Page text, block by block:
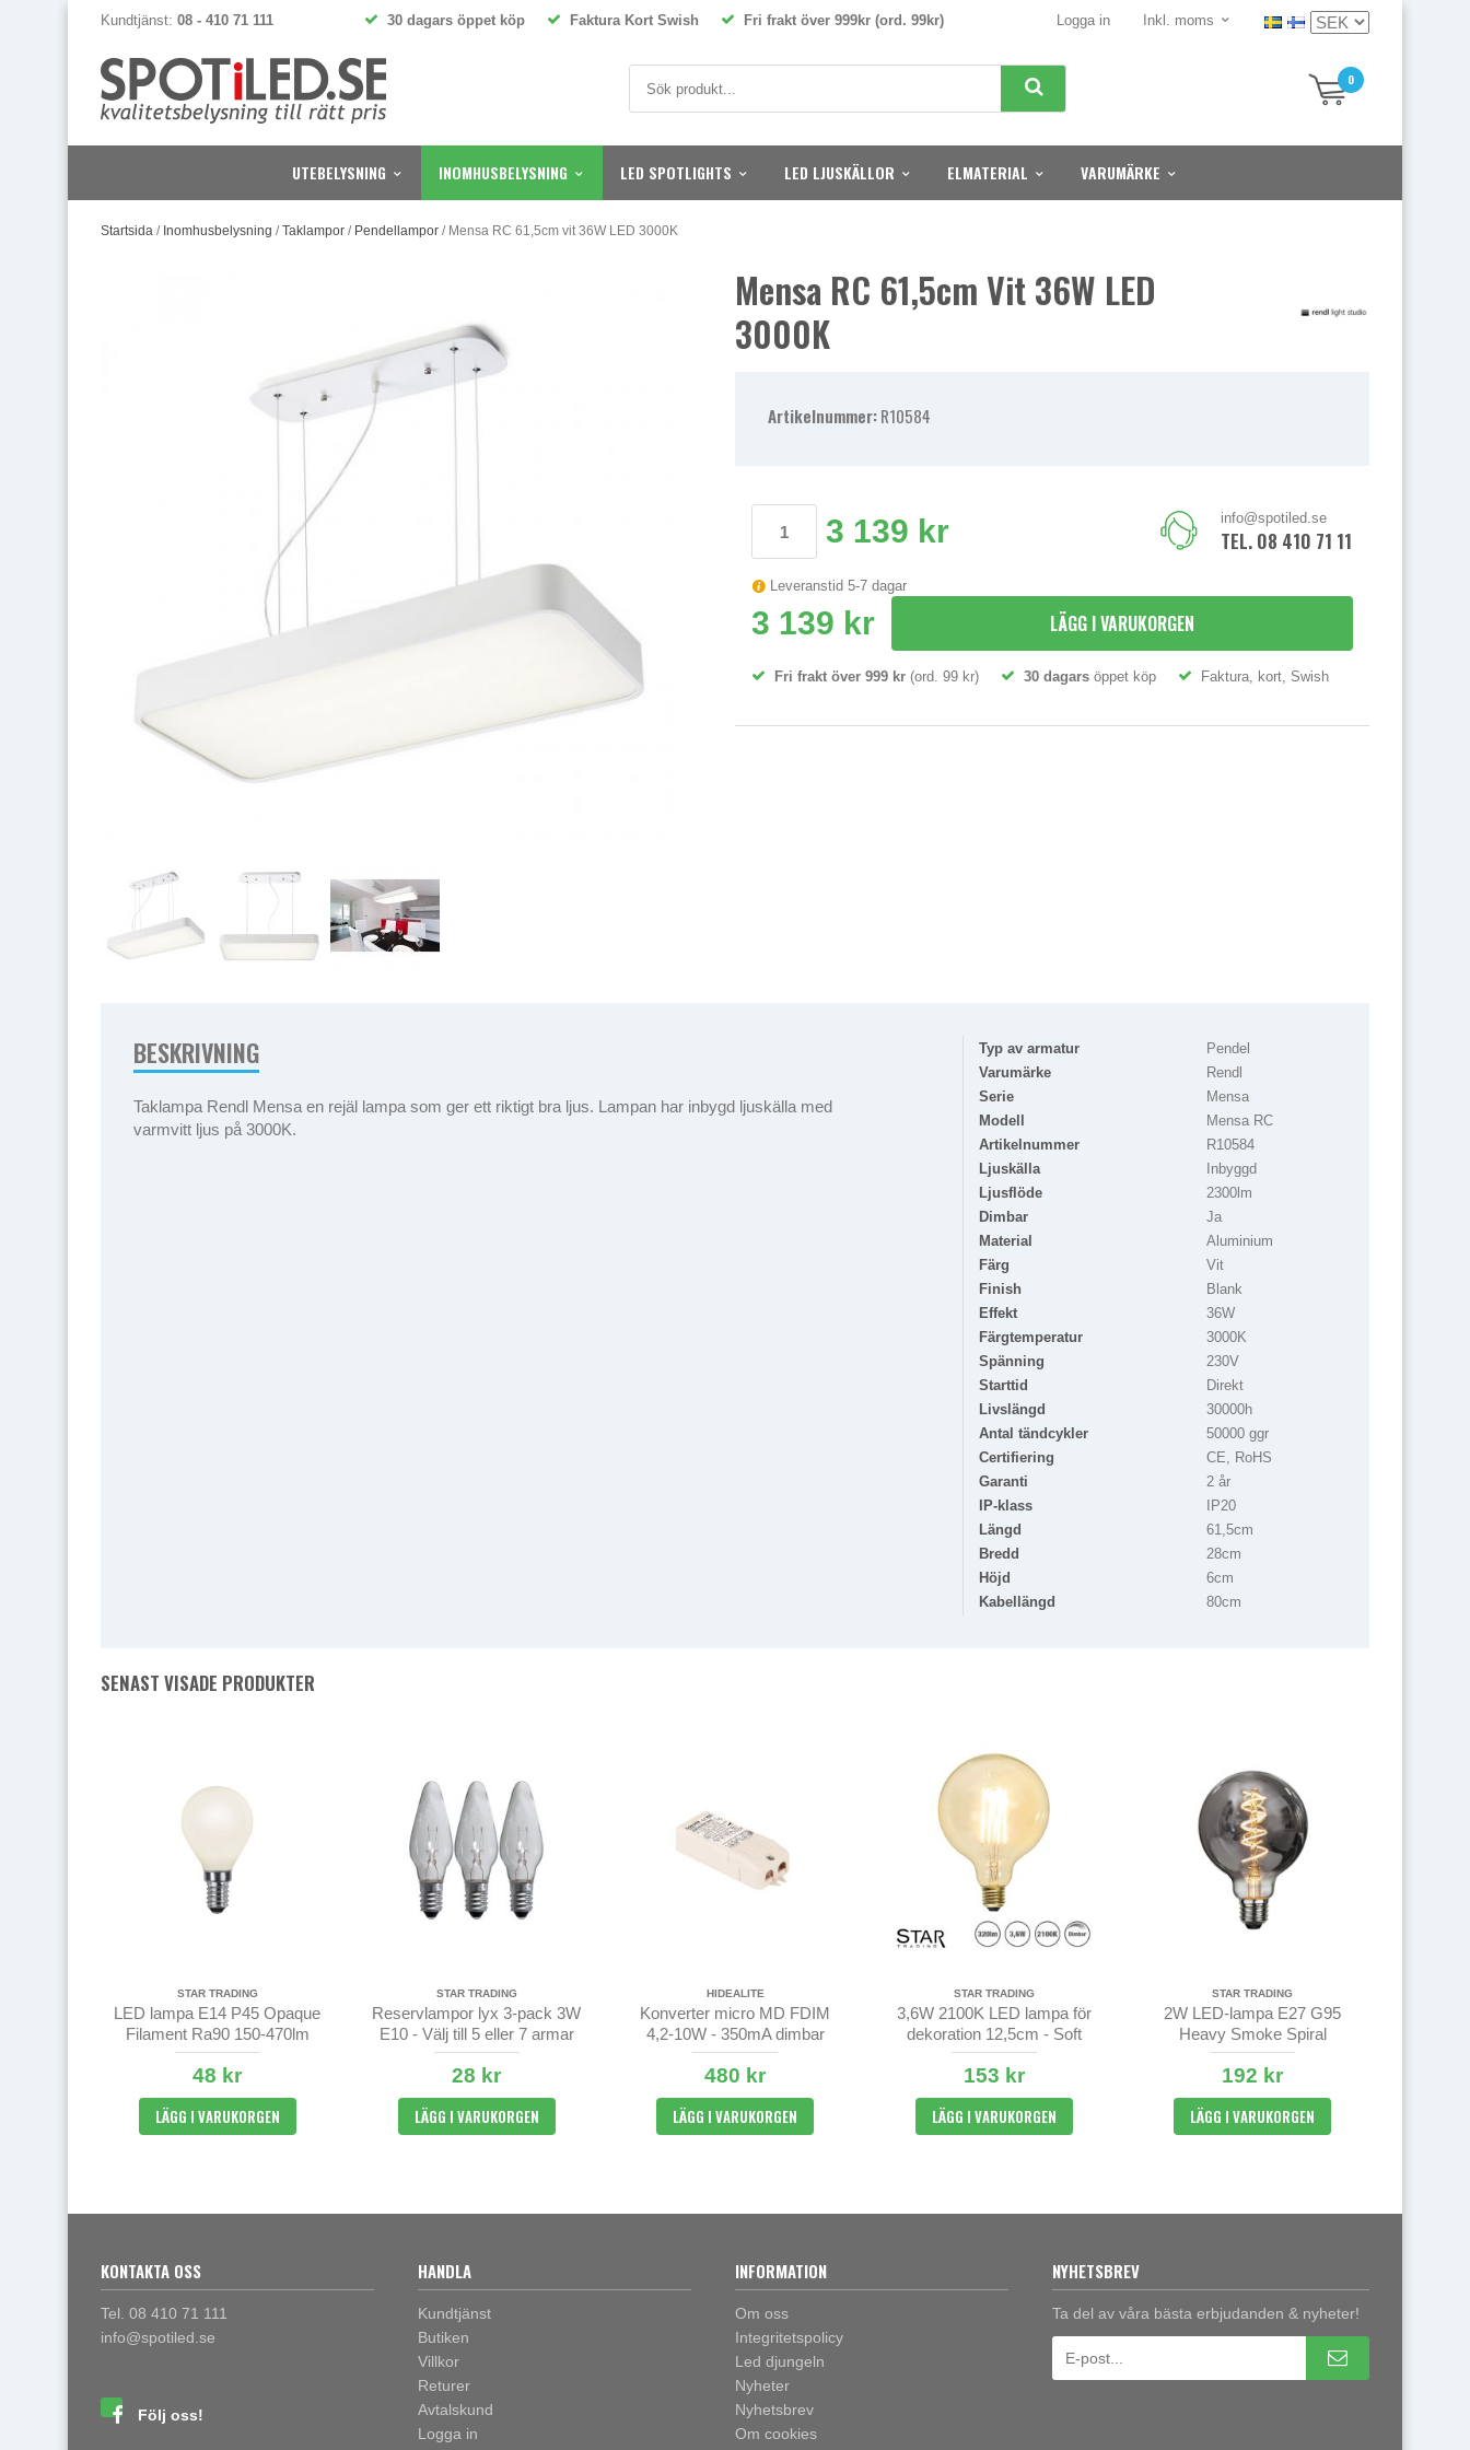
Kundtjänst: 08 - 410 71 111 Logga in Inkl. moms
30 dagars öppet köp Faktura Kort Swish Fri frakt över 999kr (ord. 99kr)
0
UTEBELYSNING INOMHUSBELYSNING LED SPOTLIGHTS LED LJUSKÄLLOR ELMATERIAL VARUMÄRKE
Startsida / Inomhusbelysning /Taklampor / Pendellampor / Mensa RC 61,5cm vit 36W LED 3000K
Mensa RC 61,5cm Vit 36W LED
3000K
Artikelnummer:R10584
3 139 kr info@spotiled.se
TEL. 08 410 71 111
Leveranstid 5-7 dagar
3 139 kr LÄGG I VARUKORGEN
Fri frakt över 999 kr (ord. 99 kr) 30 dagars öppet köp Faktura, kort, Swish
BESKRIVNING
Taklampa Rendl Mensa en rejäl lampa som ger ett riktigt bra ljus. Lampan har inbygd ljuskälla med
varmvitt ljus på 3000K.
Typ av armatur
Pendel
Varumärke
Rendl
Serie
Mensa
Modell
Mensa RC
Artikelnummer
R10584
Ljuskälla
Inbyggd
Ljusflöde
2300lm
Dimbar
Ja
Material
Aluminium
Färg
Vit
Finish
Blank
Effekt
36W
Färgtemperatur
3000K
Spänning
230V
Starttid
Direkt
Livslängd
30000h
Antal tändcykler
50000 ggr
Certifiering
CE, RoHS
Garanti
2 år
IP-klass
IP20
Längd
61,5cm
Bredd
28cm
Höjd
6cm
Kabellängd
80cm
SENAST VISADE PRODUKTER
STAR TRADING
LED lampa E14 P45 Opaque
Filament Ra90 150-470lm
2700K
48 kr
LÄGG I VARUKORGEN
STAR TRADING
Reservlampor lyx 3-pack 3W
E10 - Välj till 5 eller 7 armar
28 kr
LÄGG I VARUKORGEN
HIDEALITE
Konverter micro MD FDIM
4,2-10W - 350mA dimbar
480 kr
LÄGG I VARUKORGEN
STAR TRADING
3,6W 2100K LED lampa för
dekoration 12,5cm - Soft
Glow - klar - dimbar
153 kr
LÄGG I VARUKORGEN
STAR TRADING
2W LED-lampa E27 G95
Heavy Smoke Spiral
Filament Ø9,5cm
192 kr
LÄGG I VARUKORGEN
KONTAKTA OSS
Tel. 08 410 71 111
info@spotiled.se
Följ oss!
HANDLA
Kundtjänst
Butiken
Villkor
Returer
Avtalskund
Logga in
INFORMATION
Om oss
Integritetspolicy
Led djungeln
Nyheter
Nyhetsbrev
Om cookies
NYHETSBREV
Ta del av våra bästa erbjudanden & nyheter!